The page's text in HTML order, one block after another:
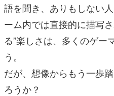
語を聞き、ありもしない
ーム内では直接的に描写
る”楽しさは、多くのゲー
う。
だが、想像からもう一歩
ろうか？